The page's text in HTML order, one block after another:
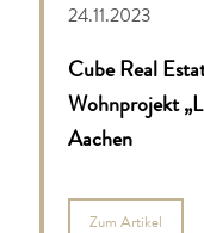
24.11.2023
Cube Real
Wohnprojekt
Aachen
Zum Artikel